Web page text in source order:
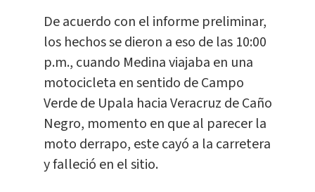
De acuerdo con el informe preliminar,
los hechos se dieron a eso de las 10:00
p.m., cuando Medina viajaba en una
motocicleta en sentido de Campo
Verde de Upala hacia Veracruz de Caño
Negro, momento en que al parecer la
moto derrapo, este cayó a la carretera
y falleció en el sitio.